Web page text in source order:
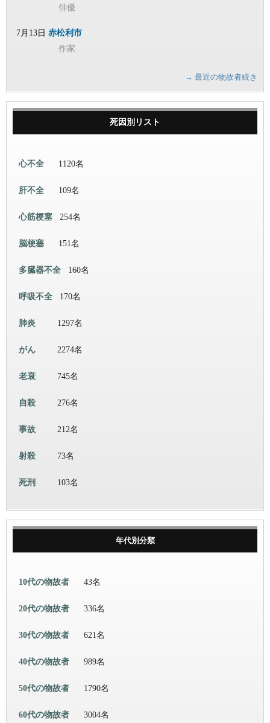
俳優
7月13日 赤松利市
作家
→ 最近の物故者続き
死因別リスト
心不全 1120名
肝不全 109名
心筋梗塞 254名
脳梗塞 151名
多臓器不全 160名
呼吸不全 170名
肺炎 1297名
がん 2274名
老衰 745名
自殺 276名
事故 212名
射殺 73名
死刑 103名
年代別分類
10代の物故者 43名
20代の物故者 336名
30代の物故者 621名
40代の物故者 989名
50代の物故者 1790名
60代の物故者 3004名